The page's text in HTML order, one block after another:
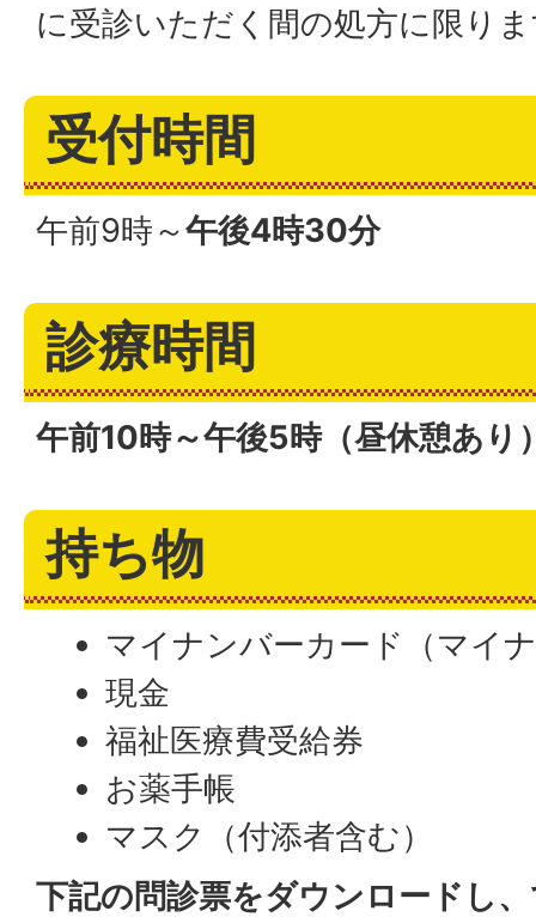
に受診いただく間の処方に限り
受付時間
午前9時～午後4時30分
診療時間
午前10時～午後5時（昼休憩あり
持ち物
マイナンバーカード（マイ
現金
福祉医療費受給券
お薬手帳
マスク（付添者含む）
下記の問診票をダウンロードし